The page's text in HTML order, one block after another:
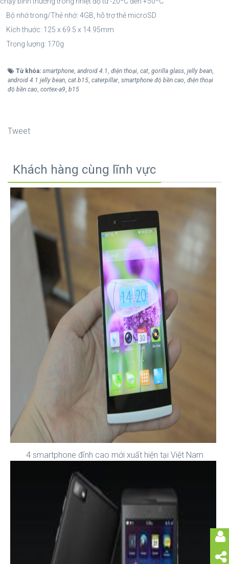
Bộ nhớ trong/Thẻ nhớ: 4GB, hỗ trợ thẻ microSD
Kích thước: 125 x 69.5 x 14.95mm
Trọng lượng: 170g
Từ khóa: smartphone, android 4.1 , điện thoại, cat, gorilla glass, jelly bean,
android 4.1 jelly bean, cat b15, caterpillar, smartphone độ bền cao, điện thoại
độ bền cao, cortex-a9, b15
Tweet
Khách hàng cùng lĩnh vực
4 smartphone đỉnh cao mới xuất hiện tại Việt Nam